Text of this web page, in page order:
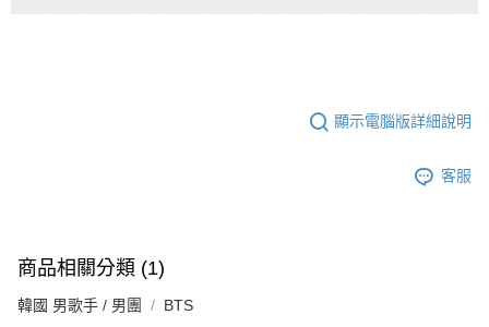
顯示電腦版詳細說明
客服
商品相關分類 (1)
韓國 男歌手 / 男團 BTS